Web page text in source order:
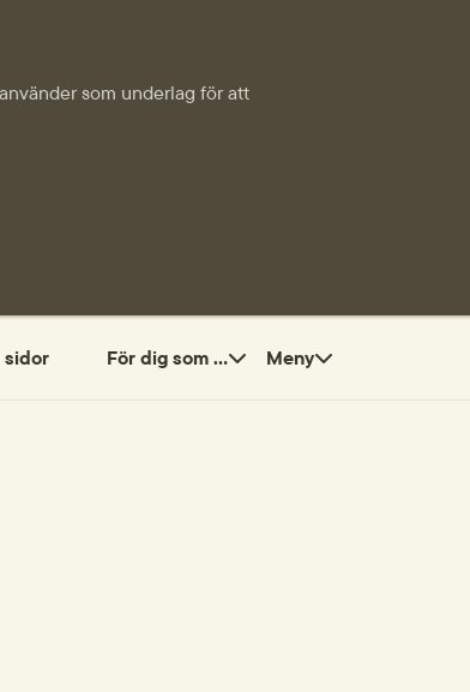
som underlag för att
sidor För dig som ... Meny